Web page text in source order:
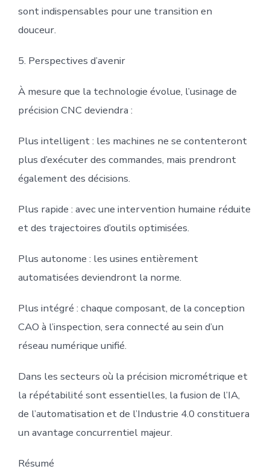
sont indispensables pour une transition en
douceur.
5. Perspectives d’avenir
À mesure que la technologie évolue, l’usinage de
précision CNC deviendra :
Plus intelligent : les machines ne se contenteront
plus d’exécuter des commandes, mais prendront
également des décisions.
Plus rapide : avec une intervention humaine réduite
et des trajectoires d’outils optimisées.
Plus autonome : les usines entièrement
automatisées deviendront la norme.
Plus intégré : chaque composant, de la conception
CAO à l’inspection, sera connecté au sein d’un
réseau numérique unifié.
Dans les secteurs où la précision micrométrique et
la répétabilité sont essentielles, la fusion de l’IA,
de l’automatisation et de l’Industrie 4.0 constituera
un avantage concurrentiel majeur.
Résumé